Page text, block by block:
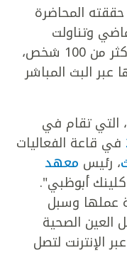
المحاضرة
وتناولت
موضوع القلب وشهدت مشاركة أكثر من 100 شخص،
عبر البث المباشر
التي تقام في
في قاعة الفعاليات
، رئيس معهد
أبوظبي".
عملها وسبل
العين الصحية
الإنترنت لتصل